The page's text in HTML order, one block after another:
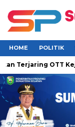
HOME POLITIK
OTT Kejati